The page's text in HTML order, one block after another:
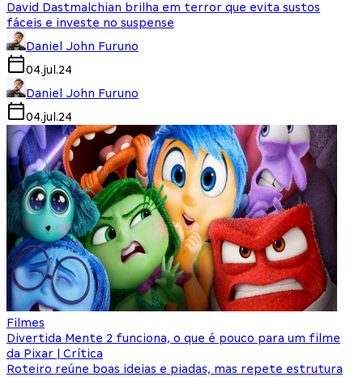
David Dastmalchian brilha em terror que evita sustos
fáceis e investe no suspense
Daniel John Furuno
04.jul.24
Daniel John Furuno
04.jul.24
Filmes
Divertida Mente 2 funciona, o que é pouco para um filme
da Pixar | Crítica
Roteiro reúne boas ideias e piadas, mas repete estrutura